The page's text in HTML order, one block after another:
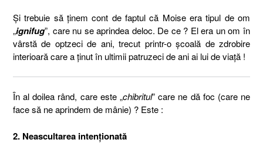
Și trebuie să ținem cont de faptul că Moise era tipul de om
„ignifug”, care nu se aprindea deloc. De ce ? El era un om în
vârstă de optzeci de ani, trecut printr-o școală de zdrobire
interioară care a ținut în ultimii patruzeci de ani ai lui de viață !
În al doilea rând, care este „chibritul” care ne dă foc (care ne
face să ne aprindem de mânie) ? Este :
2. Neascultarea intenționată